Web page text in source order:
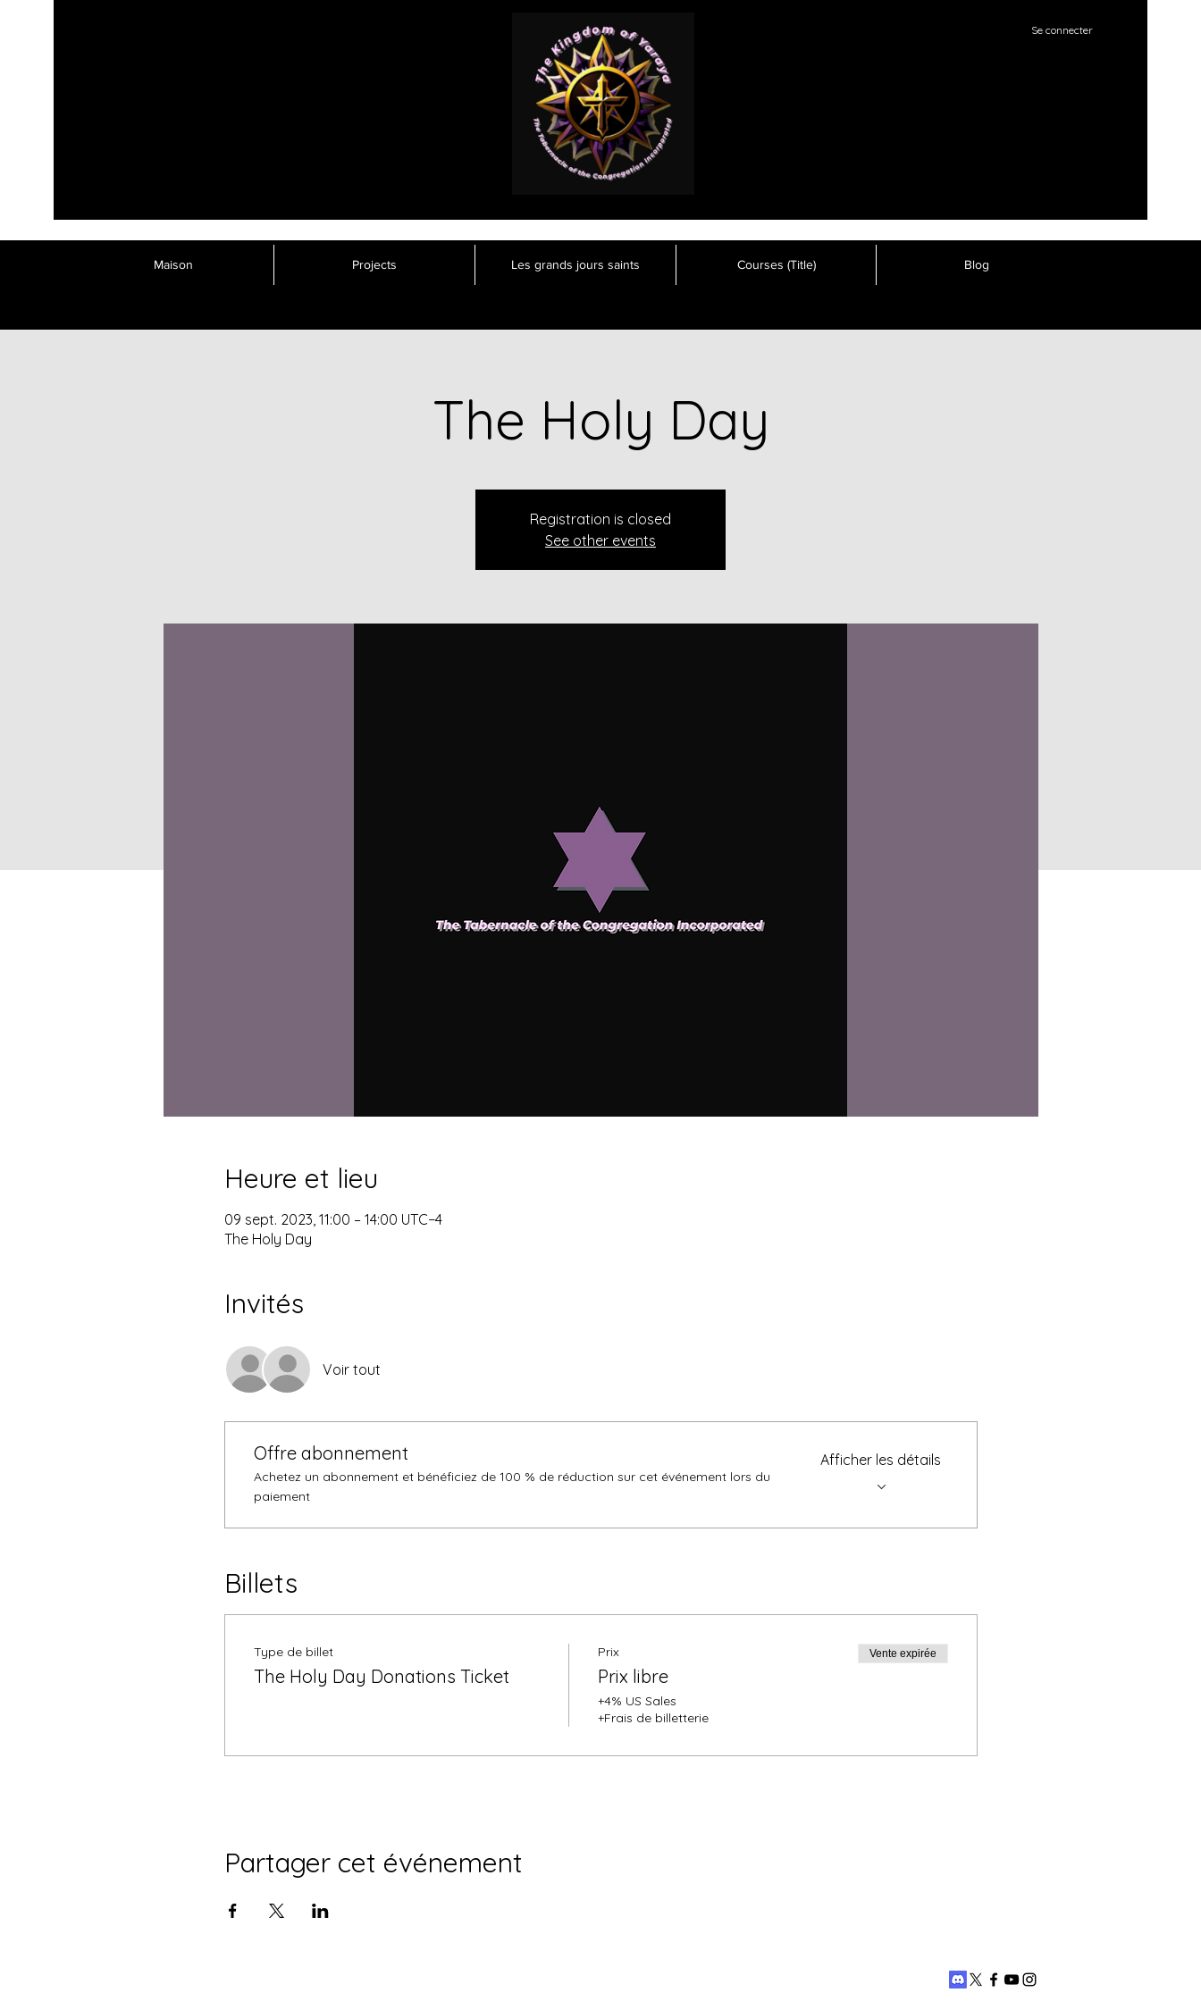
Se connecter
Maison Projects Les grands jours saints Courses (Title) Blog
The Holy Day
Registration is closed
See other events
Heure et lieu
09 sept. 2023, 11:00 – 14:00 UTC−4
The Holy Day
Invités
Voir tout
Offre abonnement
Achetez un abonnement et bénéficiez de 100 % de réduction sur cet événement lors du
paiement
Afficher les détails
Billets
Type de billet
The Holy Day Donations Ticket
Prix
Prix libre
+4% US Sales
+Frais de billetterie
Vente expirée
Partager cet événement